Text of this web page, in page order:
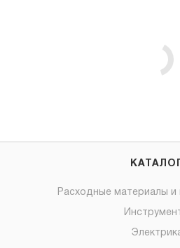
КАТАЛОГ
Расходные материалы и